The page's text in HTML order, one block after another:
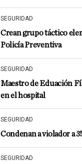
SEGURIDAD
Crean grupo táctico
Policía Preventiva
SEGURIDAD
Maestro de Eduación
en el hospital
SEGURIDAD
Condenan a violador a
SEGURIDAD